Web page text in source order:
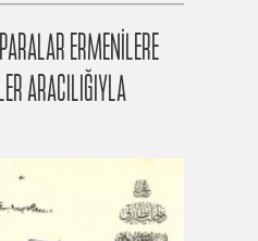
ERMENİLERE
ARACILIĞIYLA